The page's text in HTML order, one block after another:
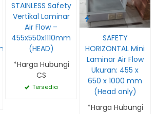
STAINLESS Safety
Vertikal Laminar
Air Flow –
455x550x1110mm
(HEAD)
*Harga Hubungi
CS
Tersedia
SAFETY
HORIZONTAL Mini
Laminar Air Flow
Ukuran: 455 x
650 x 1000 mm
(Head only)
*Harga Hubungi